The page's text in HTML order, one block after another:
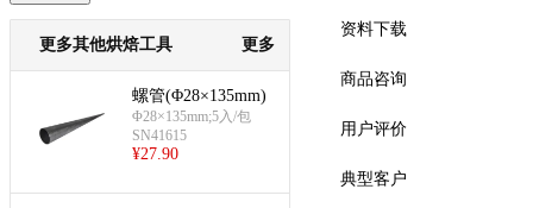
更多其他烘焙工具 更多
螺管(Φ28×135mm)
Φ28×135mm;5入/包
SN41615
¥27.90
资料下载
商品咨询
用户评价
典型客户